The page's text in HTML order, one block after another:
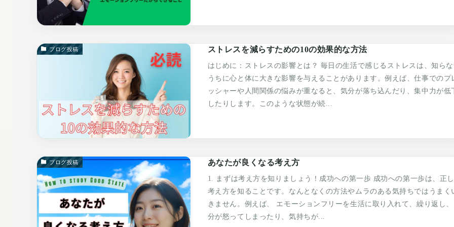
ブログ投稿 ストレスを減らすための10の効果的な方法
はじめに：ストレスの影響とは？ 毎日の生活で感じるストレスは、知らな
うちに心と体に大きな影響を与えることがあります。例えば、仕事でのプ
ッシャーや人間関係の悩みが重なると、気分が落ち込んだり、集中力が低
したりします。このような状態が続...
ブログ投稿 あなたが良くなる考え方
1. まずは考え方を知りましょう！成功への第一歩 成功への第一歩は、正
考え方を知ることです。なんとなくの方法やムラのある気持ちではうまく
きません。例えば、 エモーションフリーを生活に取り入れて、繰り返し、
分が怒ってしまったり、気持ちが...